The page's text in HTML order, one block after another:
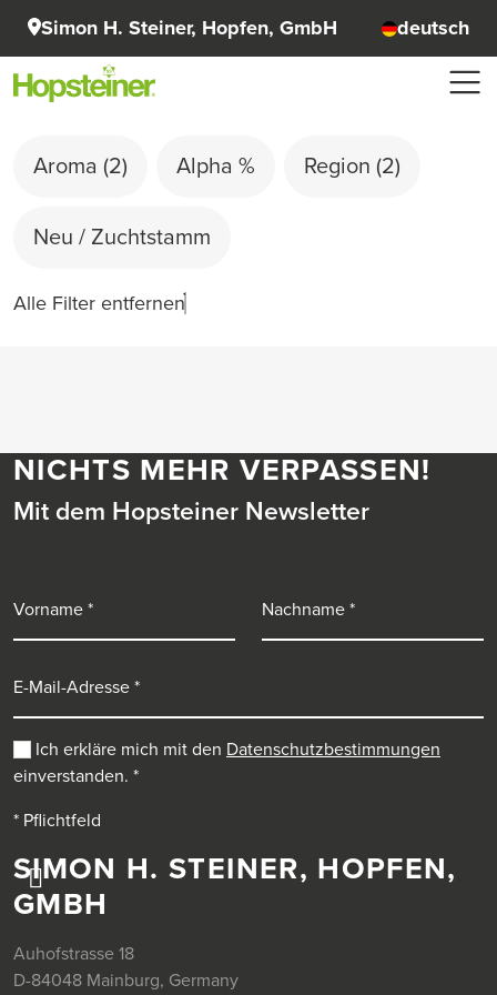
Simon H. Steiner, Hopfen, GmbH deutsch
Aroma (2) Alpha % Region (2)
Neu / Zuchtstamm
Alle Filter entfernen
SIMON H. STEINER, HOPFEN,
GMBH
Auhofstrasse 18
D-84048 Mainburg, Germany
NICHTS MEHR VERPASSEN!
Mit dem Hopsteiner Newsletter
Ich erkläre mich mit den Datenschutzbestimmungen
einverstanden. *
* Pflichtfeld